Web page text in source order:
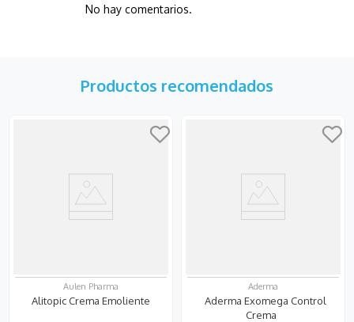
No hay comentarios.
Productos recomendados
Aulen Pharma
Alitopic Crema Emoliente
Aderma
Aderma Exomega Control
Crema